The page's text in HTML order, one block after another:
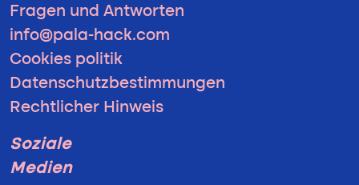
Fragen und Antworten
info@pala-hack.com
Cookies politik
Datenschutzbestimmungen
Rechtlicher Hinweis
Soziale
Medien